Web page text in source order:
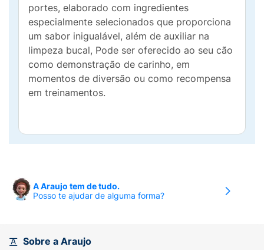
portes, elaborado com ingredientes
especialmente selecionados que proporciona
um sabor inigualável, além de auxiliar na
limpeza bucal, Pode ser oferecido ao seu cão
como demonstração de carinho, em
momentos de diversão ou como recompensa
em treinamentos.
A Araujo tem de tudo.
Posso te ajudar de alguma forma?
Sobre a Araujo